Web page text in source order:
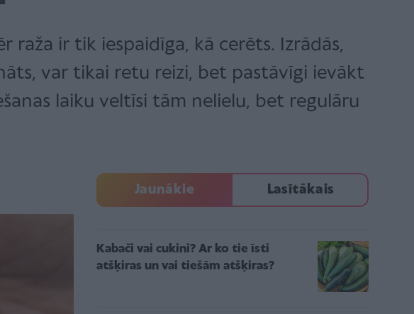
raža ir tik iespaidīga, kā cerēts. Izrādās,
var tikai retu reizi, bet pastāvīgi ievākt
laiku veltīsi tām nelielu, bet regulāru
Jaunākie Lasītākais
Kabači vai cukini? Ar ko tie īsti
atšķiras un vai tiešām atšķiras?